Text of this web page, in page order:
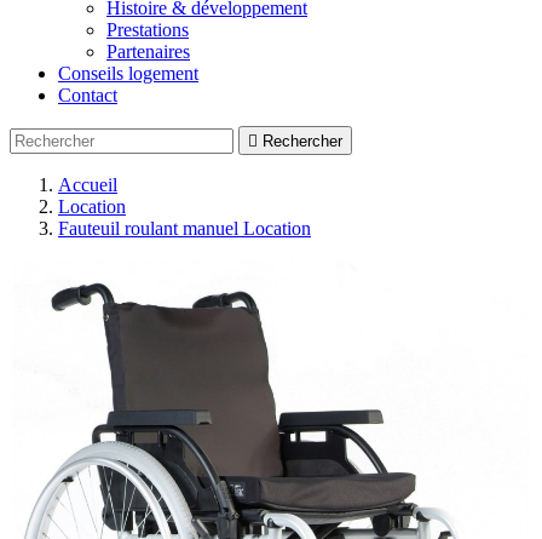
Histoire & développement
Prestations
Partenaires
Conseils logement
Contact
 Rechercher
Accueil
Location
Fauteuil roulant manuel Location